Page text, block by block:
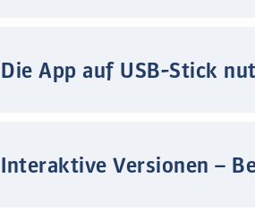
Die App auf USB-Stick
Interaktive Versionen –